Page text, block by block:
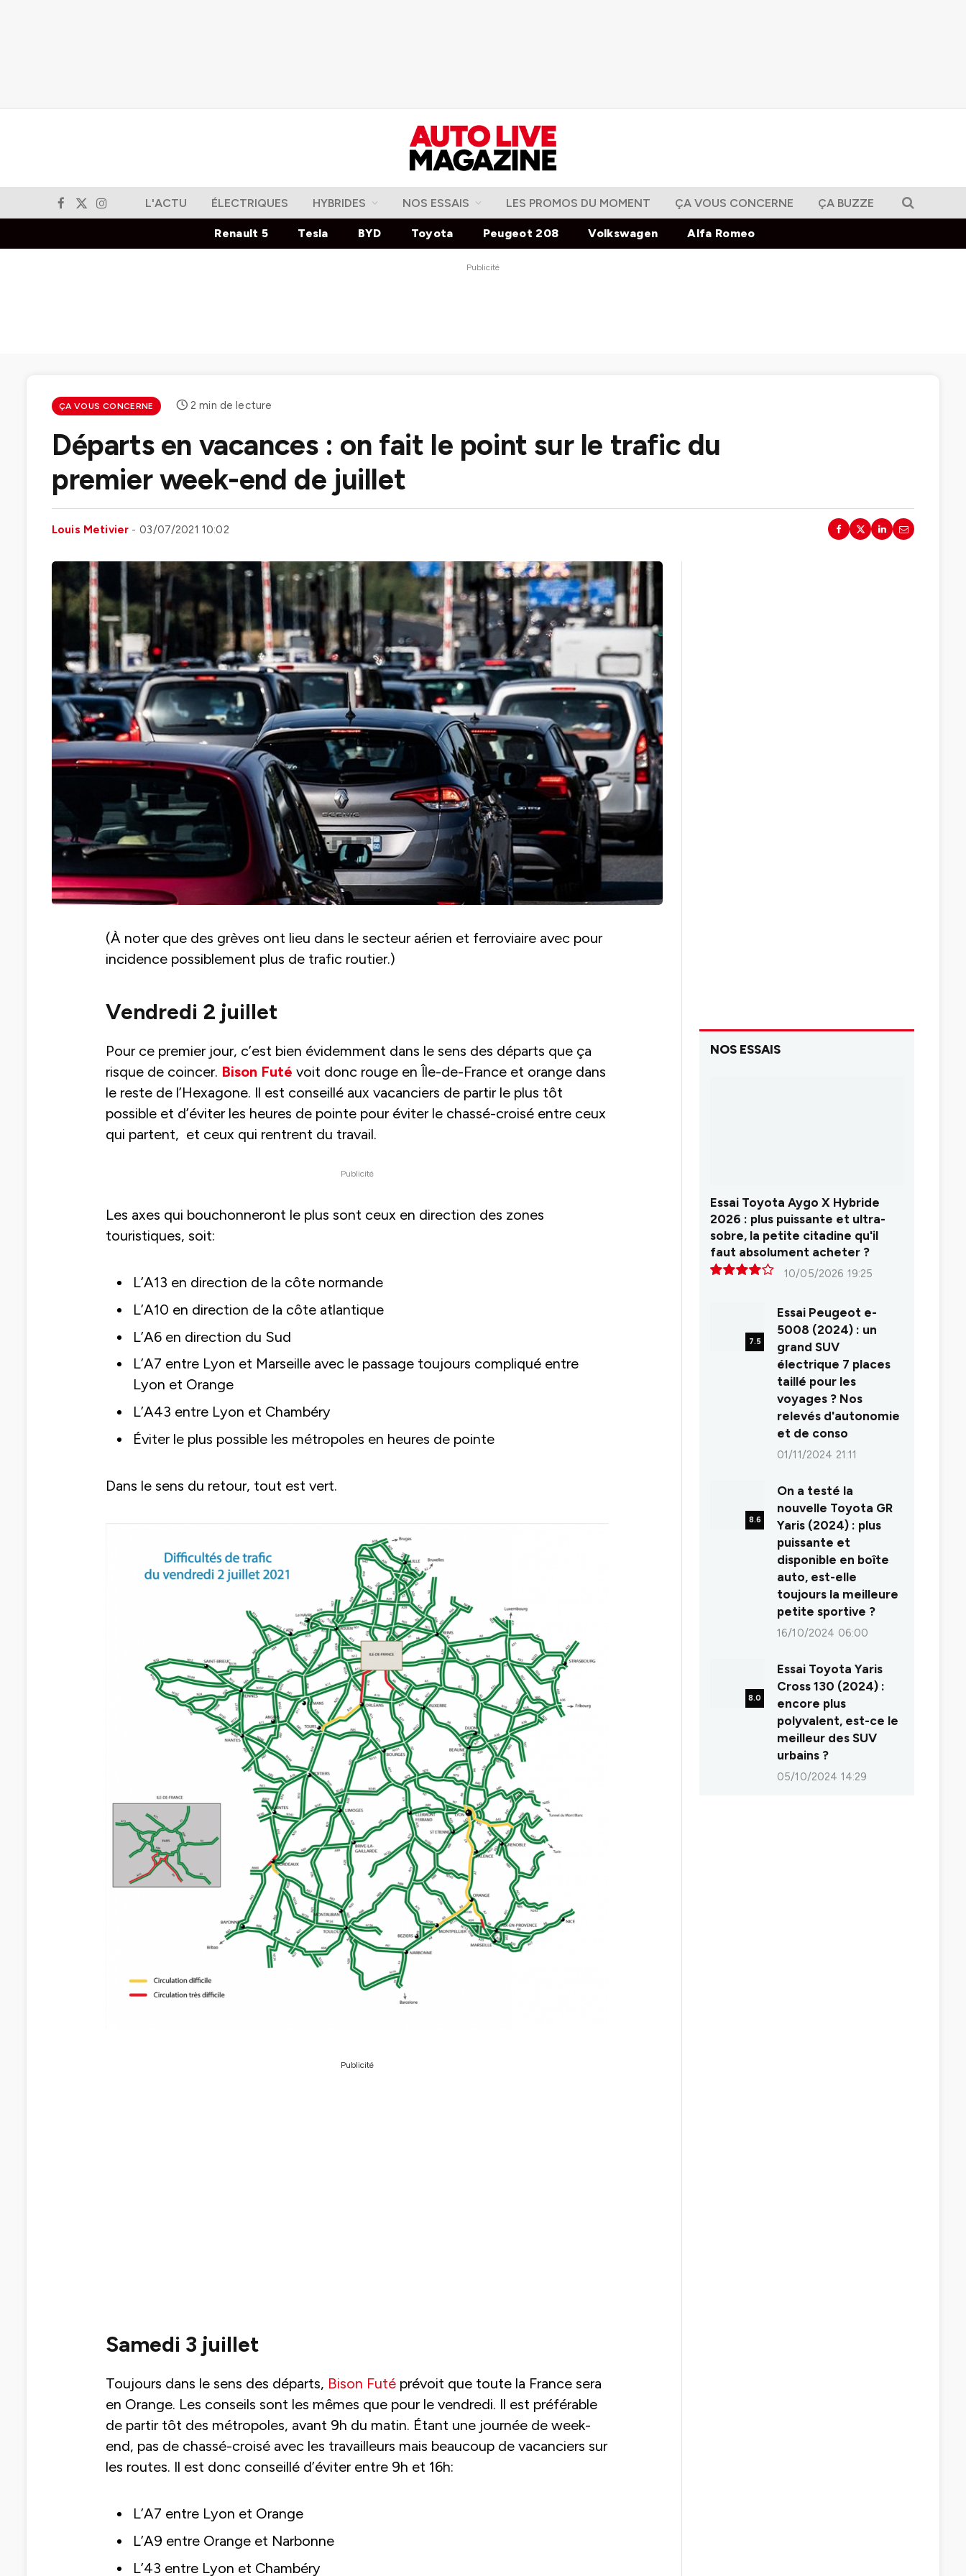
Facebook
X
InstagramL'ACTU ÉLECTRIQUES HYBRIDES NOS ESSAIS LES PROMOS DU MOMENT ÇA VOUS CONCERNE ÇA BUZZE
Renault 5 Tesla BYD Toyota Peugeot 208 Volkswagen Alfa Romeo
Publicité
ÇA VOUS CONCERNE 2 min de lecture
Départs en vacances : on fait le point sur le trafic du
premier week-end de juillet
Louis Metivier 03/07/2021 10:02
(À noter que des grèves ont lieu dans le secteur aérien et ferroviaire avec pour
incidence possiblement plus de trafic routier.)
Vendredi 2 juillet
Pour ce premier jour, c’est bien évidemment dans le sens des départs que ça
risque de coincer. Bison Futé voit donc rouge en Île-de-France et orange dans
le reste de l’Hexagone. Il est conseillé aux vacanciers de partir le plus tôt
possible et d’éviter les heures de pointe pour éviter le chassé-croisé entre ceux
qui partent, et ceux qui rentrent du travail.
Publicité
Les axes qui bouchonneront le plus sont ceux en direction des zones
touristiques, soit:
L’A13 en direction de la côte normande
L’A10 en direction de la côte atlantique
L’A6 en direction du Sud
L’A7 entre Lyon et Marseille avec le passage toujours compliqué entre
Lyon et Orange
L’A43 entre Lyon et Chambéry
Éviter le plus possible les métropoles en heures de pointe
Dans le sens du retour, tout est vert.
Publicité
Samedi 3 juillet
Toujours dans le sens des départs, Bison Futé prévoit que toute la France sera
en Orange. Les conseils sont les mêmes que pour le vendredi. Il est préférable
de partir tôt des métropoles, avant 9h du matin. Étant une journée de week-
end, pas de chassé-croisé avec les travailleurs mais beaucoup de vacanciers sur
les routes. Il est donc conseillé d’éviter entre 9h et 16h:
L’A7 entre Lyon et Orange
L’A9 entre Orange et Narbonne
L’43 entre Lyon et Chambéry
NOS ESSAIS
Essai Toyota Aygo X Hybride
2026 : plus puissante et ultra-
sobre, la petite citadine qu'il
faut absolument acheter ?
10/05/2026 19:25
7.5
Essai Peugeot e-
5008 (2024) : un
grand SUV
électrique 7 places
taillé pour les
voyages ? Nos
relevés d'autonomie
et de conso
01/11/2024 21:11
8.6
On a testé la
nouvelle Toyota GR
Yaris (2024) : plus
puissante et
disponible en boîte
auto, est-elle
toujours la meilleure
petite sportive ?
16/10/2024 06:00
8.0
Essai Toyota Yaris
Cross 130 (2024) :
encore plus
polyvalent, est-ce le
meilleur des SUV
urbains ?
05/10/2024 14:29